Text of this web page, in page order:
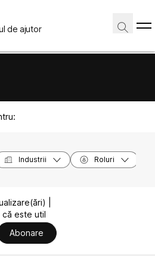
de ajutor
Industrii Roluri
|
este util
Abonare